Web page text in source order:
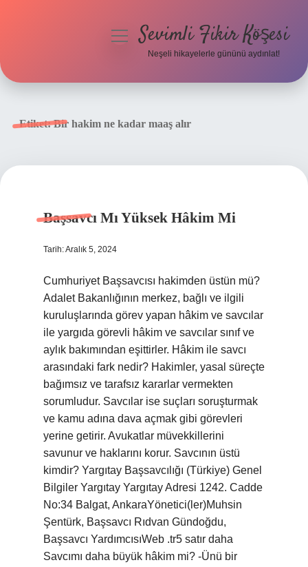
menüyüSevimli Fikir Köşesi
Neşeli hikayelerle gününü aydınlat!
Etiket:Bir hakim ne kadar maaş alır
Başsavcı Mı Yüksek Hâkim Mi
Tarih: Aralık 5, 2024
Cumhuriyet Başsavcısı hakimden üstün mü?
Adalet Bakanlığının merkez, bağlı ve ilgili
kuruluşlarında görev yapan hâkim ve savcılar
ile yargıda görevli hâkim ve savcılar sınıf ve
aylık bakımından eşittirler. Hâkim ile savcı
arasındaki fark nedir? Hakimler, yasal süreçte
bağımsız ve tarafsız kararlar vermekten
sorumludur. Savcılar ise suçları soruşturmak
ve kamu adına dava açmak gibi görevleri
yerine getirir. Avukatlar müvekkillerini
savunur ve haklarını korur. Savcının üstü
kimdir? Yargıtay Başsavcılığı (Türkiye) Genel
Bilgiler Yargıtay Yargıtay Adresi 1242. Cadde
No:34 Balgat, AnkaraYönetici(ler)Muhsin
Şentürk, Başsavcı Rıdvan Gündoğdu,
Başsavcı YardımcısıWeb .tr5 satır daha
Savcımı daha büyük hâkim mi? -Ünü bir